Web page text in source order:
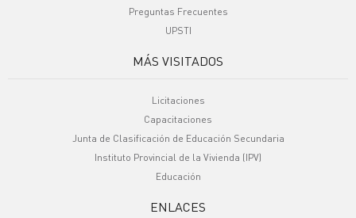
Preguntas Frecuentes
UPSTI
MÁS VISITADOS
Licitaciones
Capacitaciones
Junta de Clasificación de Educación Secundaria
Instituto Provincial de la Vivienda (IPV)
Educación
ENLACES